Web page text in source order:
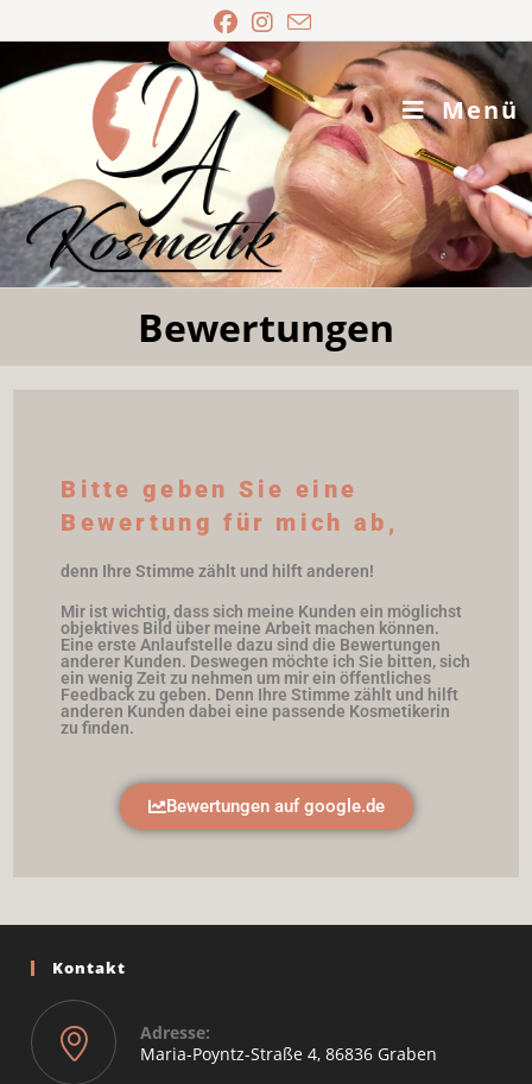
Menü
Bewertungen
Bitte geben Sie eine
Bewertung für mich ab,
denn Ihre Stimme zählt und hilft anderen!
Mir ist wichtig, dass sich meine Kunden ein möglichst
objektives Bild über meine Arbeit machen können.
Eine erste Anlaufstelle dazu sind die Bewertungen
anderer Kunden. Deswegen möchte ich Sie bitten, sich
ein wenig Zeit zu nehmen um mir ein öffentliches
Feedback zu geben. Denn Ihre Stimme zählt und hilft
anderen Kunden dabei eine passende Kosmetikerin
zu finden.
Bewertungen auf google.de
Kontakt
Adresse:
Maria-Poyntz-Straße 4, 86836 Graben